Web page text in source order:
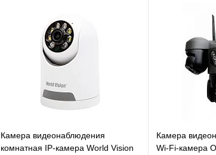
Купить в 1 клик
В избранное
Купить в 1
В избранное
Камера видеонаблюдения
комнатная IP-камера World Vision
Камера
Wi-Fi-камера